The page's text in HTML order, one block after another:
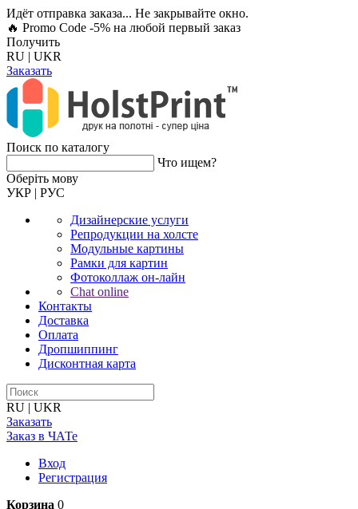
Идёт отправка заказа... Не закрывайте окно.
🔥 Promo Code -5% на любой первый заказ
Получить
RU | UKR
Заказать
Поиск по каталогу
Что ищем?
Оберiть мову
УКР | РУС
Дизайнерские услуги
Репродукции на холсте
Модульные картины
Рамки для картин
Фотоколлаж он-лайн
Chat online
Контакты
Доставка
Оплата
Дропшиппинг
Дисконтная карта
RU | UKR
Заказать
Заказ в ЧАТе
Вход
Регистрация
Корзина 0